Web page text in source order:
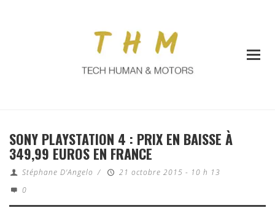
SONY PLAYSTATION 4 : PRIX EN BAISSE À
349,99 EUROS EN FRANCE
Stéphane D'Angelo /
21 octobre 2015 - 10 h 13
0